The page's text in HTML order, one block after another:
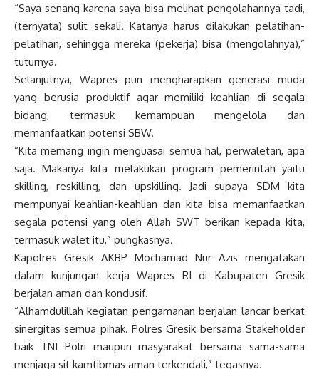
“Saya senang karena saya bisa melihat pengolahannya tadi,
(ternyata) sulit sekali. Katanya harus dilakukan pelatihan-
pelatihan, sehingga mereka (pekerja) bisa (mengolahnya),”
tuturnya.
Selanjutnya, Wapres pun mengharapkan generasi muda
yang berusia produktif agar memiliki keahlian di segala
bidang, termasuk kemampuan mengelola dan
memanfaatkan potensi SBW.
“Kita memang ingin menguasai semua hal, perwaletan, apa
saja. Makanya kita melakukan program pemerintah yaitu
skilling, reskilling, dan upskilling. Jadi supaya SDM kita
mempunyai keahlian-keahlian dan kita bisa memanfaatkan
segala potensi yang oleh Allah SWT berikan kepada kita,
termasuk walet itu,” pungkasnya.
Kapolres Gresik AKBP Mochamad Nur Azis mengatakan
dalam kunjungan kerja Wapres RI di Kabupaten Gresik
berjalan aman dan kondusif.
“Alhamdulillah kegiatan pengamanan berjalan lancar berkat
sinergitas semua pihak. Polres Gresik bersama Stakeholder
baik TNI Polri maupun masyarakat bersama sama-sama
menjaga sit kamtibmas aman terkendali,” tegasnya.